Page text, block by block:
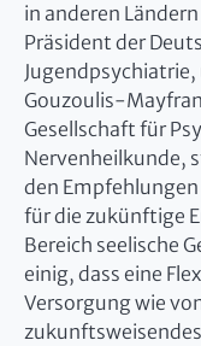
in anderen
Präsident der
Gouzoulis-
Gesellschaft für
Nervenheilkunde,
den
für die zukünftige
Bereich seelische
einig, dass eine
Versorgung wie